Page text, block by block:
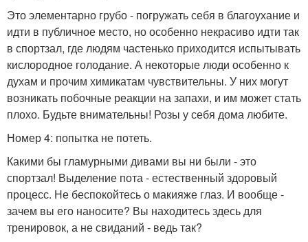
Это элементарно грубо - погружать себя в благоухание и
идти в публичное место, но особенно некрасиво идти так
в спортзал, где людям частенько приходится испытывать
кислородное голодание. А некоторые люди особенно к
духам и прочим химикатам чувствительны. У них могут
возникать побочные реакции на запахи, и им может стать
плохо. Будьте внимательны! Розы у себя дома любите.
Номер 4: попытка не потеть.
Какими бы гламурными дивами вы ни были - это
спортзал! Выделение пота - естественный здоровый
процесс. Не беспокойтесь о макияже глаз. И вообще -
зачем вы его наносите? Вы находитесь здесь для
тренировок, а не свиданий - ведь так?